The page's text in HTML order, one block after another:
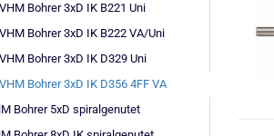
VHM Bohrer 3xD IK B221 Uni
VHM Bohrer 3xD IK B222 VA/Uni
VHM Bohrer 3xD IK D329 Uni
VHM Bohrer 3xD IK D356 4FF VA
Bohrer 5xD spiralgenutet